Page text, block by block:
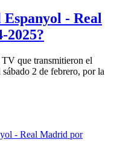
- Real
2025?
que transmitieron el
2 de febrero, por la